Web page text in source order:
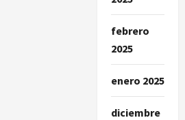
febrero
2025
enero 2025
diciembre